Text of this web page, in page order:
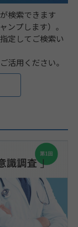
検索できます
ンプします）。
定してご検索い
活用ください。